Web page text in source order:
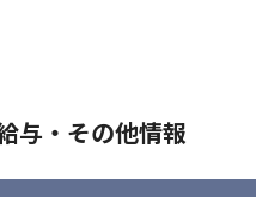
与・その他情報